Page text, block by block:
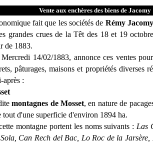
Vente aux enchères des biens de Jacomy
fait que les sociétés de Rémy Jacomy
grandes crues de la Têt des 18 et 19
de 1883.
14/02/1883, annonce ces ventes
pâturages, maisons et propriétés diverses
après :
montagnes de Mosset, en nature de
d'une superficie d'environ 1894 ha.
montagne portent les noms suivants : Las
Can Rech del Bac, Lo Roc de la